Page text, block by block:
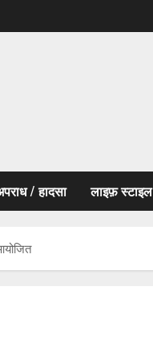
/ हादसा लाइफ़ स्टाइल